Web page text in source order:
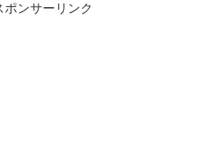
ポンサーリンク